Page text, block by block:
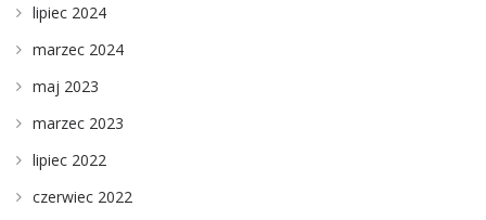
lipiec 2024
marzec 2024
maj 2023
marzec 2023
lipiec 2022
czerwiec 2022